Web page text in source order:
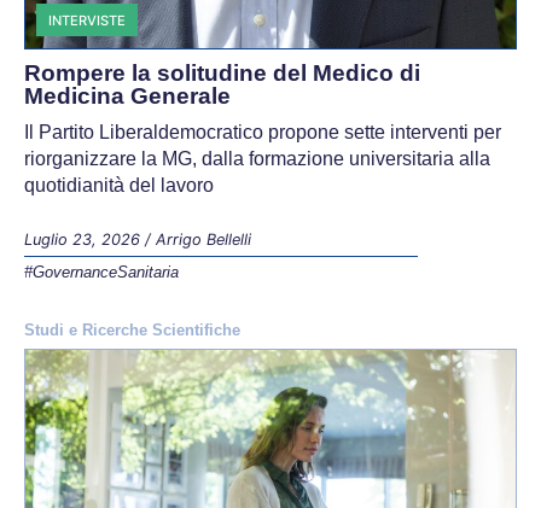
INTERVISTE
Rompere la solitudine del Medico di
Medicina Generale
Il Partito Liberaldemocratico propone sette interventi per
riorganizzare la MG, dalla formazione universitaria alla
quotidianità del lavoro
Luglio 23, 2026 / Arrigo Bellelli
#GovernanceSanitaria
Studi e Ricerche Scientifiche